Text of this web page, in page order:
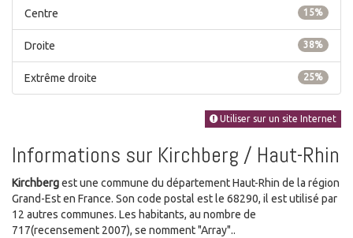
15%
Centre
38%
Droite
25%
Extrême droite
Utiliser sur un site Internet
Informations sur Kirchberg / Haut-Rhin
Kirchbergest une commune du département Haut-Rhin de la région
Grand-Est en France. Son code postal est le 68290, il est utilisé par
12 autres communes. Les habitants, au nombre de
717(recensement 2007), se nomment "Array"..